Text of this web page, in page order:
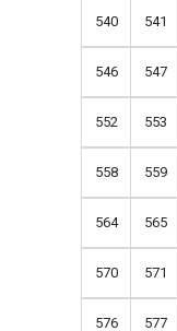
540 541
546 547
552 553
558 559
564 565
570 571
576 577